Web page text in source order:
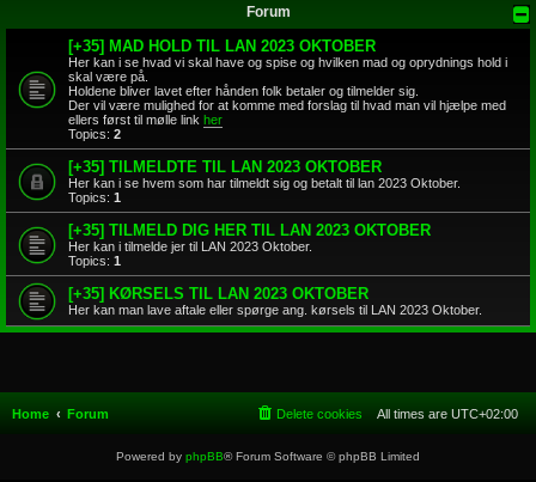
Forum
[+35] MAD HOLD TIL LAN 2023 OKTOBER
Her kan i se hvad vi skal have og spise og hvilken mad og oprydnings hold i
skal være på.
Holdene bliver lavet efter hånden folk betaler og tilmelder sig.
Der vil være mulighed for at komme med forslag til hvad man vil hjælpe med
ellers først til mølle link her
Topics: 2
[+35] TILMELDTE TIL LAN 2023 OKTOBER
Her kan i se hvem som har tilmeldt sig og betalt til lan 2023 Oktober.
Topics: 1
[+35] TILMELD DIG HER TIL LAN 2023 OKTOBER
Her kan i tilmelde jer til LAN 2023 Oktober.
Topics: 1
[+35] KØRSELS TIL LAN 2023 OKTOBER
Her kan man lave aftale eller spørge ang. kørsels til LAN 2023 Oktober.
Home Forum All times are UTC+02:00
Delete cookies
Powered by phpBB® Forum Software © phpBB Limited